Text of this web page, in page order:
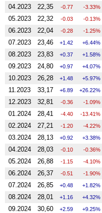
04.2023 22,35 -0.77 -3.33%
05.2023 22,32 -0.03 -0.13%
06.2023 22,04 -0.28 -1.25%
07.2023 23,46 1.42 6.44%
08.2023 23,83 0.37 1.58%
09.2023 24,80 0.97 4.07%
10.2023 26,28 1.48 5.97%
11.2023 33,17 6.89 26.22%
12.2023 32,81 -0.36 -1.09%
01.2024 28,41 -4.40 -13.41%
02.2024 27,21 -1.20 -4.22%
03.2024 28,13 0.92 3.38%
04.2024 28,03 -0.10 -0.36%
05.2024 26,88 -1.15 -4.10%
06.2024 26,37 -0.51 -1.90%
07.2024 26,85 0.48 1.82%
08.2024 28,01 1.16 4.32%
09.2024 30,60 2.59 9.25%